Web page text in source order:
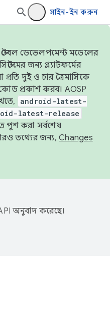
সাইন-ইন করুন
ডেভেলপমেন্ট মডেলের
জন্য প্ল্যাটফর্মের
দুই ও চার ত্রৈমাসিকে
প্রকাশ করব। AOSP
android-latest-
latest-release
তে পুশ করা সর্বশেষ
তথ্যের জন্য, Changes
অনুবাদ করেছে।